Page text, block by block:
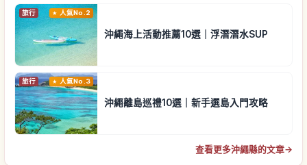
旅行 人氣No.2
沖繩海上活動推薦10選｜浮潛潛水SUP
旅行 人氣No.3
沖繩離島巡禮10選｜新手選島入門攻略
查看更多沖繩縣的文章→